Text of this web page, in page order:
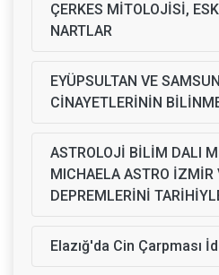
ÇERKES MİTOLOJİSİ,
NARTLAR
EYÜPSULTAN VE
CİNAYETLERİNİN
ASTROLOJİ BİLİM DALI
MICHAELA ASTRO İZMİR
DEPREMLERİNİ
Elazığ'da Cin Çarpması